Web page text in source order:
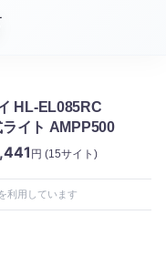
HL-EL085RC
バッテリー一体充電式ライト AMPP500
円 (15サイト)
利用しています